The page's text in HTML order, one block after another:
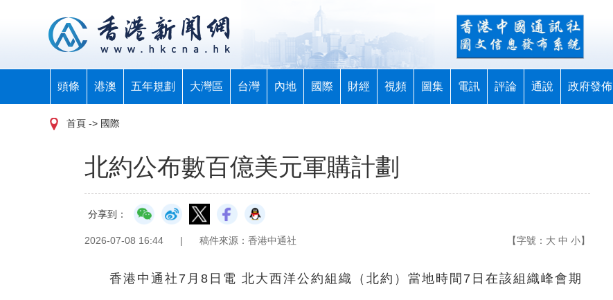
頭條 港澳 五年規劃 大灣區 台灣 內地 國際 財經 視頻 圖集 電訊 評論 通說 政府發佈
首頁 -> 國際
北約公布數百億美元軍購計劃
分享到：
2026-07-08 16:44 | 稿件來源：香港中通社 【字號： 大 中 小】
香港中通社7月8日電 北大西洋公約組織（北約）當地時間7日在該組織峰會期